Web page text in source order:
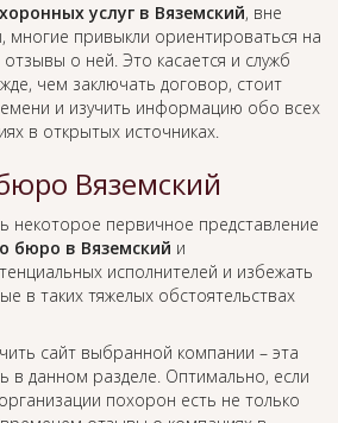
услуг в Вяземский, вне
многие привыкли ориентироваться на
о ней. Это касается и служб
чем заключать договор, стоит
и изучить информацию обо всех
в открытых источниках.
Вяземский
некоторое первичное представление
бюро в Вяземский и
исполнителей и избежать
в таких тяжелых обстоятельствах
сайт выбранной компании – эта
в данном разделе. Оптимально, если
похорон есть не только